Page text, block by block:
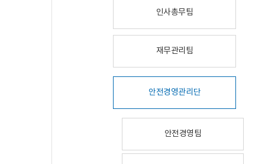
인사총무팀
재무관리팀
안전경영관리단
안전경영팀